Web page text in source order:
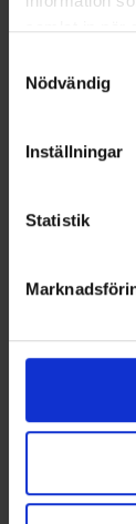
samlat in när
Nödvändig
Inställningar
Statistik
8917
149 kr